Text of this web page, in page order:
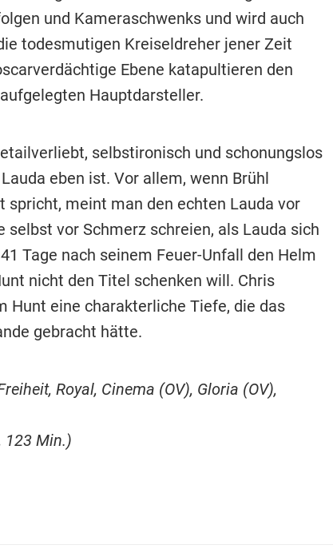
und Kameraschwenks und wird auch
todesmutigen Kreiseldreher jener Zeit
Ebene katapultieren den
Hauptdarsteller.
selbstironisch und schonungslos
eben ist. Vor allem, wenn Brühl
spricht, meint man den echten Lauda vor
selbst vor Schmerz schreien, als Lauda sich
Tage nach seinem Feuer-Unfall den Helm
nicht den Titel schenken will. Chris
Hunt eine charakterliche Tiefe, die das
gebracht hätte.
Royal, Cinema (OV), Gloria (OV),
123 Min.)